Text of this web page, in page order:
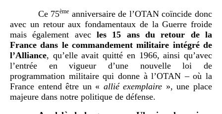
Ce 75ème anniversaire de l’OTAN coïncide donc
avec un retour aux fondamentaux de la Guerre froide
mais également avec les 15 ans du retour de la
France dans le commandement militaire intégré de
l’Alliance, qu’elle avait quitté en 1966, ainsi qu’avec
l’entrée en vigueur d’une nouvelle loi de
programmation militaire qui donne à l’OTAN – où la
France entend être un « allié exemplaire », une place
majeure dans notre politique de défense.